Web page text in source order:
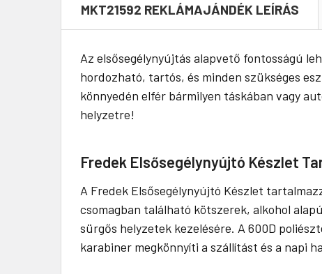
MKT21592 REKLÁMAJÁNDÉK LEÍRÁS
Az elsősegélynyújtás alapvető fontosságú
hordozható, tartós, és minden szükséges
könnyedén elfér bármilyen táskában vagy
helyzetre!
Fredek Elsősegélynyújtó Készlet
A Fredek Elsősegélynyújtó Készlet
csomagban található kötszerek, alkohol
sürgős helyzetek kezelésére. A 600D
karabiner megkönnyíti a szállítást és a napi